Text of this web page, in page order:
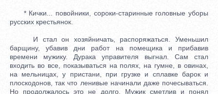
* Кички... повойники, сороки-старинные головные уборы
русских крестьянок.
И стал он хозяйничать, распоряжаться. Уменьшил
барщину, убавив дни работ на помещика и прибавив
времени мужику. Дурака управителя выгнал. Сам стал
входить во все, показываться на полях, на гумне, в овинах,
на мельницах, у пристани, при грузке и сплавке барок и
плоскодонов, так что ленивые начинали даже почесываться.
Но продолжалось это не долго. Мужик сметлив и понял